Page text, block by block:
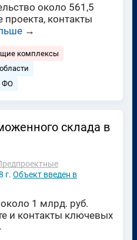
около 561,5
контакты
→
комплексы
ФО
склада в
г. Объект введен в
1 млрд. руб.
и контакты ключевых